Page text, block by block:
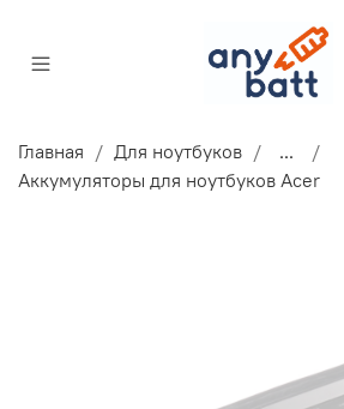
Главная Для ноутбуков
...
Аккумуляторы для ноутбуков Acer